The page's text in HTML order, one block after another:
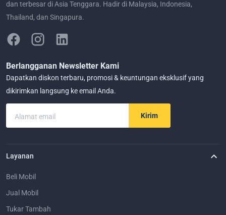
dan terbesar di Asia Tenggara. Hadir di Malaysia, Indonesia,
Thailand, dan Singapura.
Berlangganan Newsletter Kami
Dapatkan diskon terbaru, promosi & keuntungan eksklusif yang
dikirimkan langsung ke email Anda.
Alamat email Kirim
Layanan
Beli Mobil
Jual Mobil
Tukar Tambah